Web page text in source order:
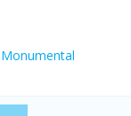
bajó un 12,6%
décadas y ya